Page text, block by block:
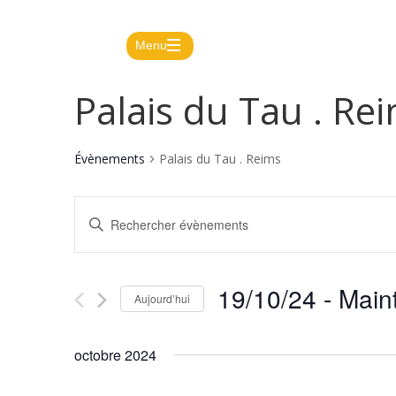
Menu
Actus
Présentation
Kid'le
mag
contacter
Palais du Tau .
Évènements Palais du Tau . Reims
Recherche
et
navigation
vues
Évènements
Saisir
mot-
clé.
Évènements
clé.
Aujourd’hui 19/10/24 -
octobre 2024